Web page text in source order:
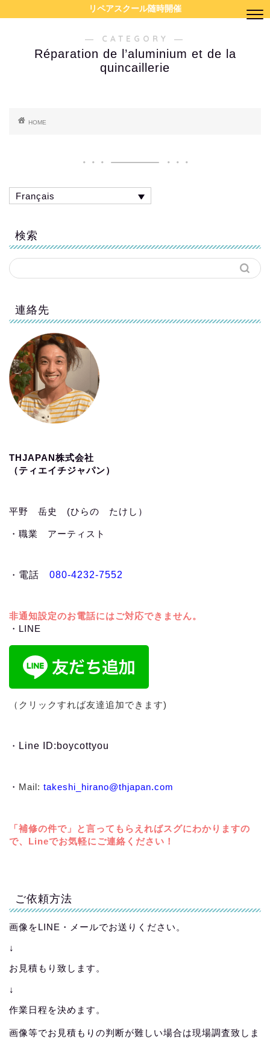
リペアスクール随時開催
― CATEGORY ―
Réparation de l’aluminium et de la
quincaillerie
HOME
Français
検索
連絡先
THJAPAN株式会社
（ティエイチジャパン）
平野 岳史 (ひらの たけし）
・職業 アーティスト
・ 電話 080-4232-7552
非通知設定のお電話にはご対応できません。
・LINE
（クリックすれば友達追加できます)
・ Line ID:boycottyou
・ Mail: takeshi_hirano@thjapan.com
「補修の件で」と言ってもらえればスグにわかりますの
で、Lineでお気軽にご連絡ください！
ご依頼方法
画像をLINE・メールでお送りください。
↓
お見積もり致します。
↓
作業日程を決めます。
画像等でお見積もりの判断が難しい場合は現場調査致しま